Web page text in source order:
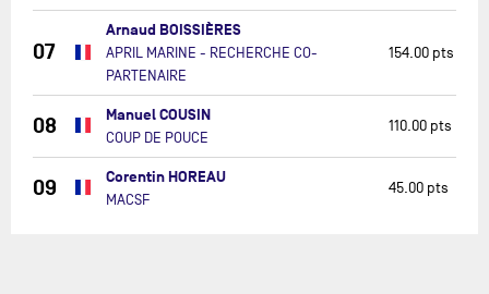
07
Arnaud BOISSIÈRES
APRIL MARINE - RECHERCHE CO-
PARTENAIRE
154.00 pts
08 Manuel COUSIN
COUP DE POUCE
110.00 pts
09 Corentin HOREAU
MACSF
45.00 pts